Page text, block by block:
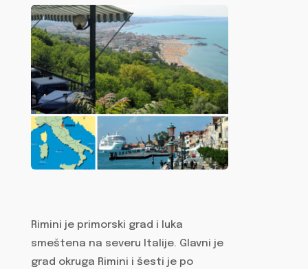
Rimini je primorski grad i luka
smeštena na severu Italije. Glavni je
grad okruga Rimini i šesti je po